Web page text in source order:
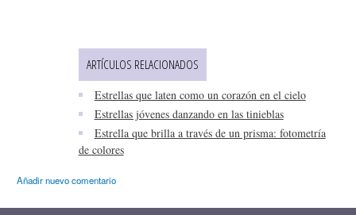
ARTÍCULOS RELACIONADOS
Estrellas que laten como un corazón en el cielo
Estrellas jóvenes danzando en las tinieblas
Estrella que brilla a través de un prisma: fotometría
de colores
Añadir nuevo comentario